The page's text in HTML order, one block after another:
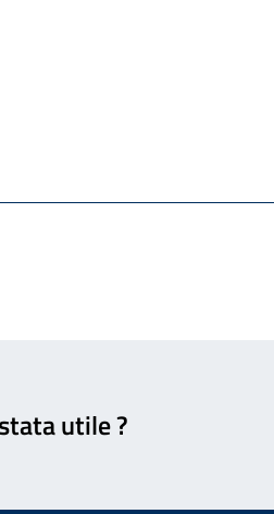
utile ?